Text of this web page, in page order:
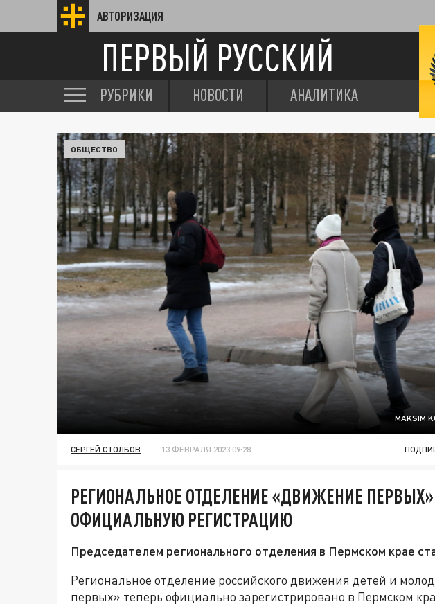
АВТОРИЗАЦИЯ
ПЕРВЫЙ РУССКИЙ
РУБРИКИ НОВОСТИ АНАЛИТИКА
MAKSIM
ОБЩЕСТВО
СЕРГЕЙ СТОЛБОВ 13 ФЕВРАЛЯ 2023 09:28
РЕГИОНАЛЬНОЕ ОТДЕЛЕНИЕ «ДВИЖЕНИЕ
ОФИЦИАЛЬНУЮ РЕГИСТРАЦИЮ
Председателем регионального отделения в Пермском крае
Региональное отделение российского движения детей и
первых» теперь официально зарегистрировано в Пермском